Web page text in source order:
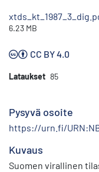
6.23 MB
CC BY 4.0
Lataukset 85
Pysyvä osoite
https://urn.fi/
Kuvaus
Suomen virallinen